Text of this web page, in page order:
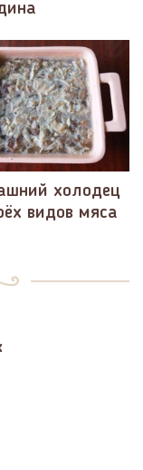
холодец
видов мяса